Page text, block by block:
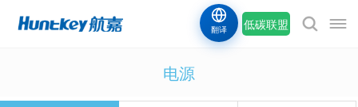
低碳联盟
翻译
电源